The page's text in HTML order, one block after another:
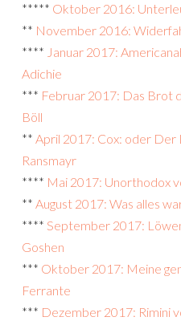
***** Oktober 2016:
** November 2016:
**** Januar 2017:
Adichie
*** Februar 2017: Das Brot
Böll
** April 2017: Cox: oder Der
Ransmayr
**** Mai 2017: Unorthodox
** August 2017: Was alles
**** September 2017:
Goshen
*** Oktober 2017: Meine
Ferrante
*** Dezember 2017: Rimini